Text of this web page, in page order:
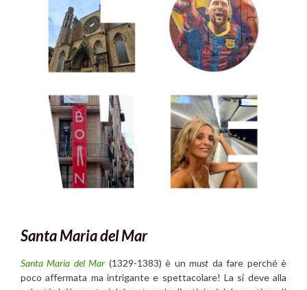
Santa Maria del Mar
Santa Maria del Mar (1329-1383) è unmust da fare perché è
poco affermata ma intrigante e spettacolare! La si deve alla